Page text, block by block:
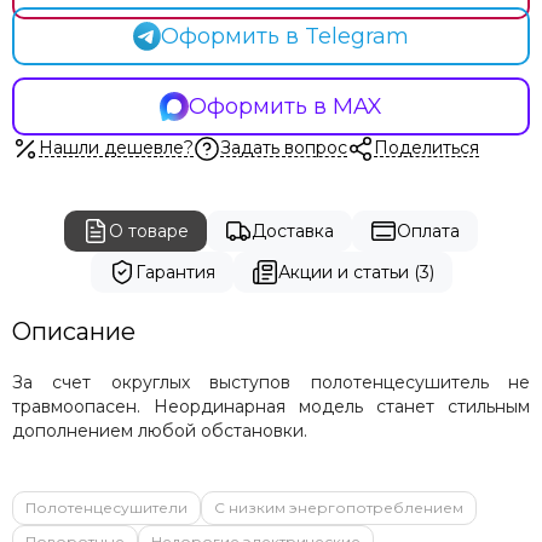
Carisa
Energy
Fincopper
Garcia
Hammam
Irsap
Stinox
Vogue
Warmer
Prioform
Ростела
Оформить в Telegram
Оформить в MAX
Нашли дешевле? Задать вопрос Поделиться
О товаре Доставка
Оплата
Гарантия
Акции и статьи (3)
Описание
За счет округлых выступов полотенцесушитель не
травмоопасен. Неординарная модель станет стильным
дополнением любой обстановки.
Полотенцесушители
С низким энергопотреблением